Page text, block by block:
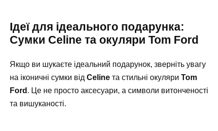
Ідеї для ідеального подарунка:
Сумки Celine та окуляри Tom Ford
Якщо ви шукаєте ідеальний подарунок, зверніть увагу
на іконичні сумки від Celine та стильні окуляри Tom
Ford . Це не просто аксесуари, а символи витонченості
та вишуканості.